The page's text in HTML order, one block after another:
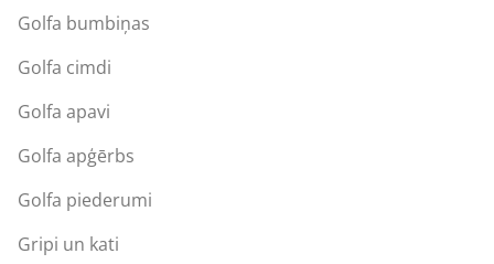
Golfa bumbiņas
Golfa cimdi
Golfa apavi
Golfa apģērbs
Golfa piederumi
Gripi un kati